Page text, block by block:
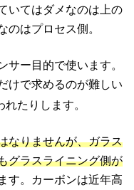
いてはダメなのは上の
のはプロセス側。
サー目的で使います。
けで求めるのが難しい
れたりします。
なりませんが、ガラス
グラスライニング側が
す。カーボンは近年高